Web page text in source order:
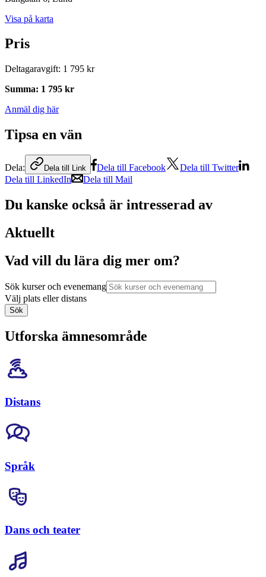
Visa på karta
Pris
Deltagaravgift: 1 795 kr
Summa: 1 795 kr
Anmäl dig här
Tipsa en vän
Dela: Dela till Link Dela till Facebook
Dela till Twitter
Dela till LinkedIn
Dela till Mail
Du kanske också är intresserad av
Aktuellt
Vad vill du lära dig mer om?
Sök kurser och evenemang
Välj plats eller distans
Sök
Utforska ämnesområde
Distans
Språk
Dans och teater